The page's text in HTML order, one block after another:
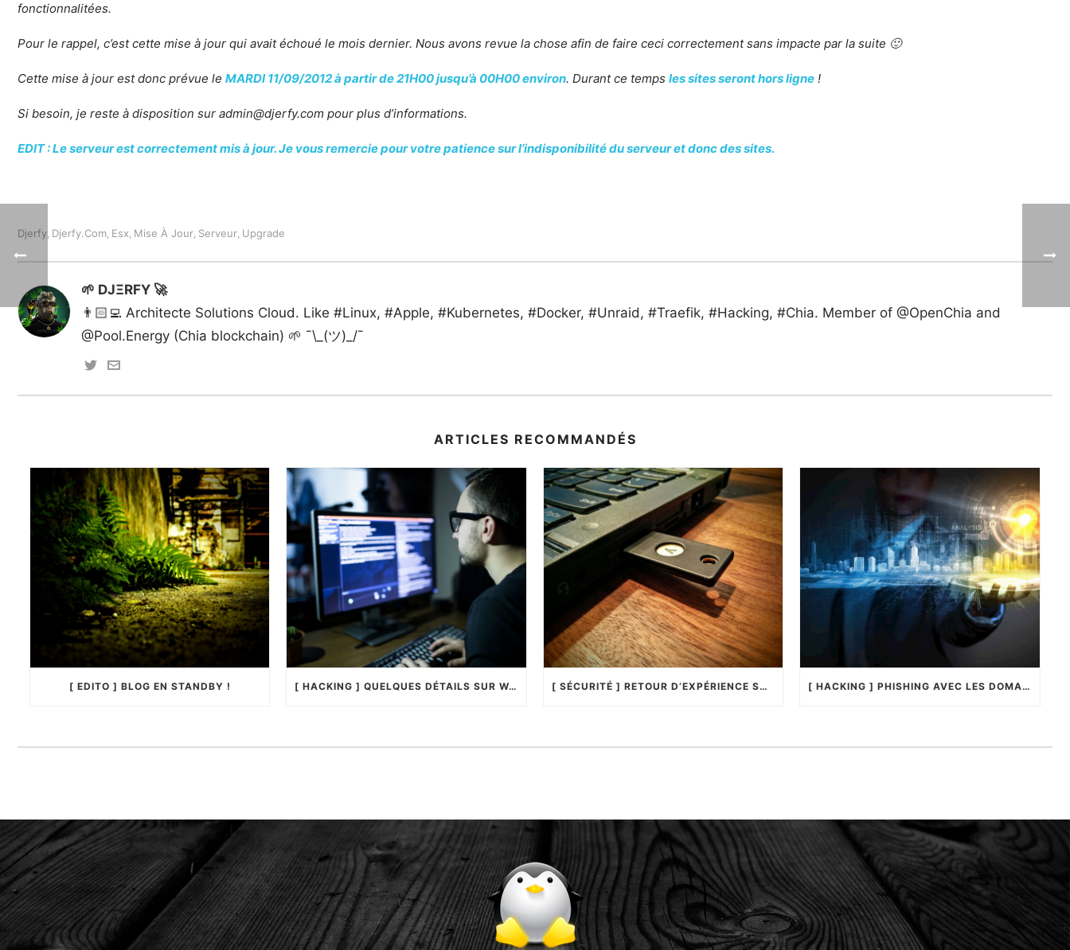
fonctionnalitées.
Pour le rappel, c’est cette mise à jour qui avait échoué le mois dernier. Nous avons revue la chose afin de faire ceci correctement sans impacte par la suite 🙂
Cette mise à jour est donc prévue le MARDI 11/09/2012 à partir de 21H00 jusqu’à 00H00 environ. Durant ce temps les sites seront hors ligne !
Si besoin, je reste à disposition sur admin@djerfy.com pour plus d’informations.
EDIT : Le serveur est correctement mis à jour. Je vous remercie pour votre patience sur l’indisponibilité du serveur et donc des sites.
Djerfy, Djerfy.com, Esx, Mise À Jour, Serveur, Upgrade
🌱 DJΞRFY 🚀
👨🏻‍💻 Architecte Solutions Cloud. Like #Linux, #Apple, #Kubernetes, #Docker, #Unraid, #Traefik, #Hacking, #Chia. Member of @OpenChia and
@Pool.Energy (Chia blockchain) 🌱 ¯\_(ツ)_/¯
ARTICLES RECOMMANDÉS
[ EDITO ] BLOG EN STANDBY ! [ HACKING ] QUELQUES DÉTAILS SUR WANNACRYPTOR !… [ SÉCURITÉ ] RETOUR D’EXPÉRIENCE SUR LA YUBIKEY4 ! [ HACKING ] PHISHING AVEC LES DOMAINES UNICODES